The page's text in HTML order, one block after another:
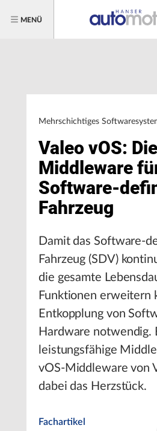
MENÜ
Mehrschichtiges
Valeo vOS: Die
Middleware
Software-
Fahrzeug
Damit das Software-
Fahrzeug (SDV)
die gesamte
Funktionen erweitern
Entkopplung von
Hardware notwendig.
leistungsfähige
vOS-Middleware von
dabei das Herzstück.
Fachartikel